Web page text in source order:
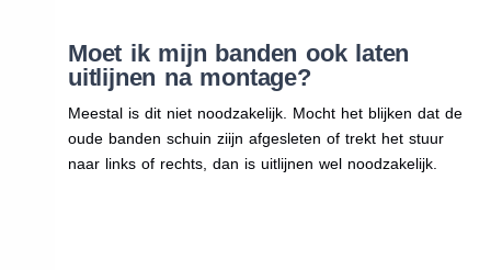
Moet ik mijn banden ook laten
uitlijnen na montage?
Meestal is dit niet noodzakelijk. Mocht het blijken dat de
oude banden schuin ziijn afgesleten of trekt het stuur
naar links of rechts, dan is uitlijnen wel noodzakelijk.